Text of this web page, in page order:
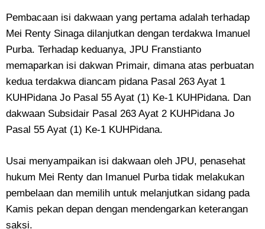
Pembacaan isi dakwaan yang pertama adalah terhadap
Mei Renty Sinaga dilanjutkan dengan terdakwa Imanuel
Purba. Terhadap keduanya, JPU Franstianto
memaparkan isi dakwan Primair, dimana atas perbuatan
kedua terdakwa diancam pidana Pasal 263 Ayat 1
KUHPidana Jo Pasal 55 Ayat (1) Ke-1 KUHPidana. Dan
dakwaan Subsidair Pasal 263 Ayat 2 KUHPidana Jo
Pasal 55 Ayat (1) Ke-1 KUHPidana.
Usai menyampaikan isi dakwaan oleh JPU, penasehat
hukum Mei Renty dan Imanuel Purba tidak melakukan
pembelaan dan memilih untuk melanjutkan sidang pada
Kamis pekan depan dengan mendengarkan keterangan
saksi.